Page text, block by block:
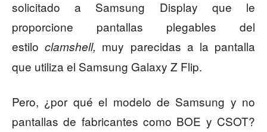
solicitado a Samsung Display que le
proporcione pantallas plegables del
estiloclamshell, muy parecidas a la pantalla
que utiliza el Samsung Galaxy Z Flip.
Pero, ¿por qué el modelo de Samsung y no
pantallas de fabricantes como BOE y CSOT?